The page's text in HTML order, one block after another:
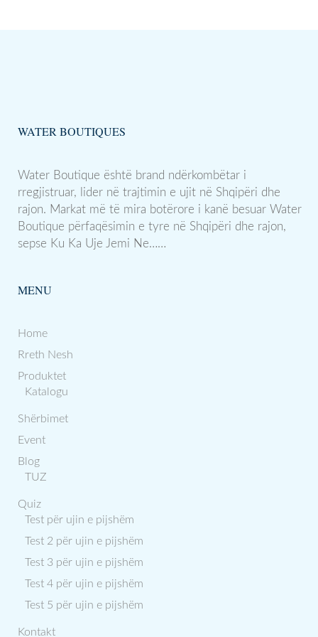
WATER BOUTIQUES
Water Boutique është brand ndërkombëtar i
rregjistruar, lider në trajtimin e ujit në Shqipëri dhe
rajon. Markat më të mira botërore i kanë besuar Water
Boutique përfaqësimin e tyre në Shqipëri dhe rajon,
sepse Ku Ka Uje Jemi Ne……
MENU
Home
Rreth Nesh
Produktet
Katalogu
Shërbimet
Event
Blog
TUZ
Quiz
Test për ujin e pijshëm
Test 2 për ujin e pijshëm
Test 3 për ujin e pijshëm
Test 4 për ujin e pijshëm
Test 5 për ujin e pijshëm
Kontakt